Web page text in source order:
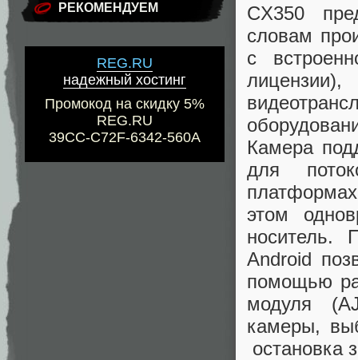
РЕКОМЕНДУЕМ
REG.RU
надежный хостинг
Промокод на скидку 5%
REG.RU
39CC-C72F-6342-560A
CX350
словам
с
Камера
для
этом
носитель.
Android
помощью
модуля
камеры,
остановка